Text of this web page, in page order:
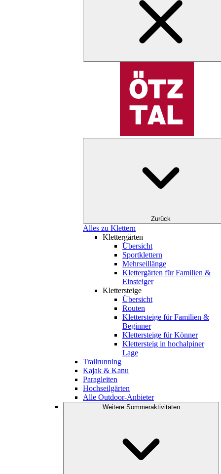
Zurück
Alles zu Klettern
Klettergärten
Übersicht
Sportklettern
Mehrseillänge
Klettergärten für Familien &
Einsteiger
Klettersteige
Übersicht
Routen
Klettersteige für Familien &
Beginner
Klettersteige für Könner
Klettersteig in hochalpiner
Lage
Trailrunning
Kajak & Kanu
Paragleiten
Hochseilgärten
Alle Outdoor-Anbieter
Weitere Sommeraktivitäten